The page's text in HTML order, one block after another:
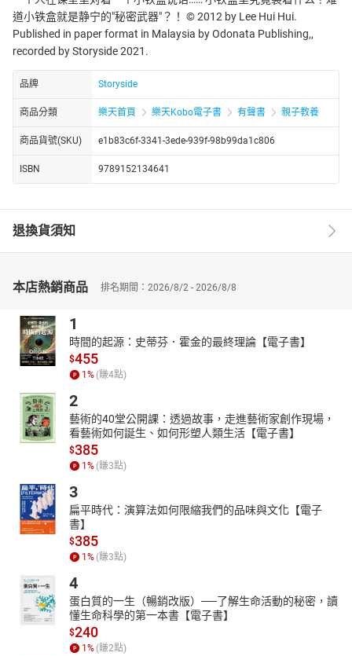
道小铁盒就是静宁的"秘密武器"？！ © 2012 by Lee Hui Hui.
Published in paper format in Malaysia by Odonata Publishing,,
recorded by Storyside 2021.
品牌 Storyside
商品分類 樂天首頁 樂天Kobo電子書 有聲書 親子教養
商品貨號(SKU) e1b83c6f-3341-3ede-939f-98b99da1c806
ISBN 9789152134641
退換貨須知
本店熱銷商品 排名期間：2026/8/2 - 2026/8/8
1
時間的起源：史蒂芬．霍金的最終理論【電子書】
$455
1% (賺4點)
2
藝術的40堂公開課：透過故事，走進藝術家創作現場，
看藝術如何誕生、如何形塑人類生活【電子書】
$385
1% (賺3點)
3
扁平時代：演算法如何限縮我們的品味與文化【電子
書】
$385
1% (賺3點)
4
蛋白質的一生（暢銷改版）──了解生命活動的秘密，讀
懂生命科學的第一本書【電子書】
$240
1% (賺2點)